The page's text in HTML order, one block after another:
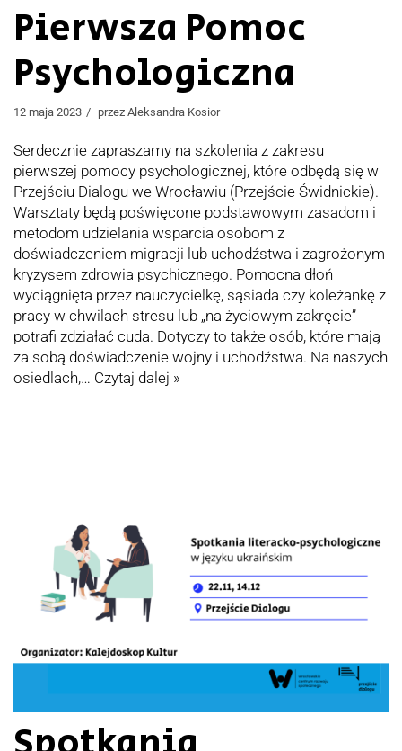
Pierwsza Pomoc
Psychologiczna
12 maja 2023 przez Aleksandra Kosior
Serdecznie zapraszamy na szkolenia z zakresu
pierwszej pomocy psychologicznej, które odbędą się w
Przejściu Dialogu we Wrocławiu (Przejście Świdnickie).
Warsztaty będą poświęcone podstawowym zasadom i
metodom udzielania wsparcia osobom z
doświadczeniem migracji lub uchodźstwa i zagrożonym
kryzysem zdrowia psychicznego. Pomocna dłoń
wyciągnięta przez nauczycielkę, sąsiada czy koleżankę z
pracy w chwilach stresu lub „na życiowym zakręcie”
potrafi zdziałać cuda. Dotyczy to także osób, które mają
za sobą doświadczenie wojny i uchodźstwa. Na naszych
osiedlach,… Czytaj dalej »